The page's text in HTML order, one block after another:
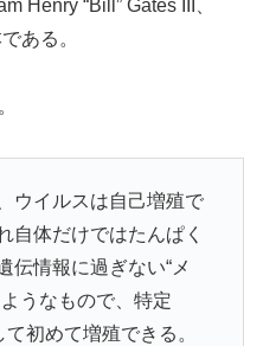
Henry “Bill” Gates III、
ある。
ウイルスは自己増殖で
自体だけではたんぱく
伝情報に過ぎない“メ
うなもので、特定
初めて増殖できる。